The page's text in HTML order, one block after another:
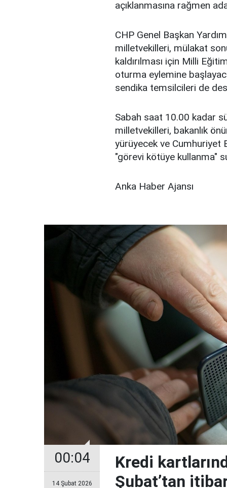
açıklanmasına rağmen
CHP Genel Başkan
milletvekilleri, mülakat
kaldırılması için Milli
oturma eylemine
sendika temsilcileri de
Sabah saat 10.00 kadar
milletvekilleri, bakanlık
yürüyecek ve Cumhuriyet
"görevi kötüye kullanma"
Anka Haber Ajansı
00:04
14 Şubat 2026
Kredi
Şubat’tan